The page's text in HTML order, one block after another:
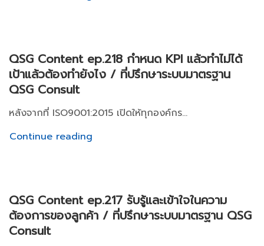
QSG Content ep.218 กำหนด KPI แล้วทำไม่ได้
เป้าแล้วต้องทำยังไง / ที่ปรึกษาระบบมาตรฐาน
QSG Consult
หลังจากที่ ISO9001:2015 เปิดให้ทุกองค์กร...
Continue reading
QSG Content ep.217 รับรู้และเข้าใจในความ
ต้องการของลูกค้า / ที่ปรึกษาระบบมาตรฐาน QSG
Consult